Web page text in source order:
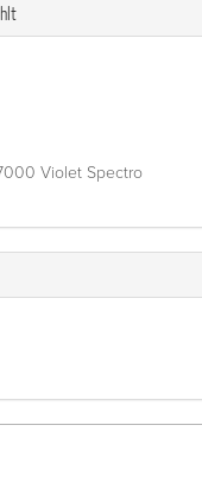
Violet Spectro